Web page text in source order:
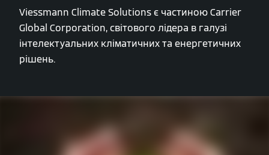
Viessmann Climate Solutions є частиною Carrier
Global Corporation, світового лідера в галузі
інтелектуальних кліматичних та енергетичних
рішень.